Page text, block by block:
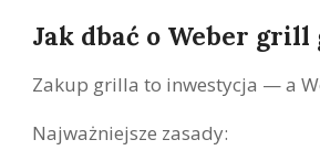
Jak dbać o Weber grill
Zakup grilla to inwestycja — a
Najważniejsze zasady: